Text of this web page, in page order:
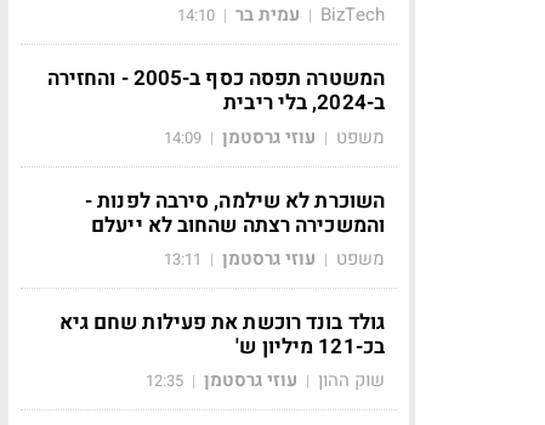
BizTech
| עמית בר |
14:10
המשטרה תפסה כסף ב-2005 - והחזירה
ב-2024, בלי ריבית
משפט | עוזי גרסטמן |
14:09
השוכרת לא שילמה, סירבה לפנות -
והמשכירה רצתה שהחוב לא ייעלם
משפט | עוזי גרסטמן |
13:11
גולד בונד רוכשת את פעילות שחם גיא
בכ-121 מיליון ש'
שוק ההון | עוזי גרסטמן |
12:35